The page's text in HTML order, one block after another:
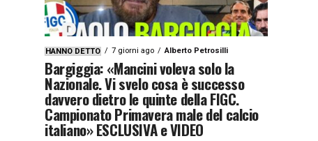
HANNO DETTO 7 giorni ago Alberto Petrosilli
Bargiggia: «Mancini voleva solo la
Nazionale. Vi svelo cosa è successo
davvero dietro le quinte della FIGC.
Campionato Primavera male del calcio
italiano» ESCLUSIVA e VIDEO